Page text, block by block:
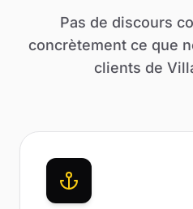
Pas de discours
concrètement ce que
clients de